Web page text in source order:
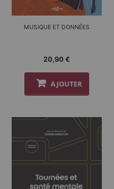
MUSIQUE ET DONNÉES
20,90 €
AJOUTER